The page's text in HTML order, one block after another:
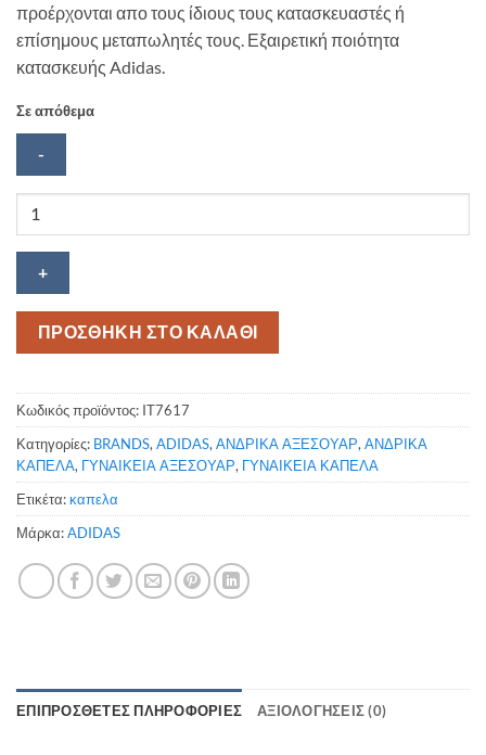
προέρχονται απο τους ίδιους τους κατασκευαστές ή
επίσημους μεταπωλητές τους. Εξαιρετική ποιότητα
κατασκευής Adidas.
Σε απόθεμα
Adidas
Classic
Trefoil
Black
ποσότητα
ΠΡΟΣΘΗΚΗ ΣΤΟ ΚΑΛΑΘΙ
Κωδικός προϊόντος: IT7617
Κατηγορίες: BRANDS, ADIDAS, ΑΝΔΡΙΚΑ ΑΞΕΣΟΥΑΡ, ΑΝΔΡΙΚΑ
ΚΑΠΕΛΑ, ΓΥΝΑΙΚΕΙΑ ΑΞΕΣΟΥΑΡ, ΓΥΝΑΙΚΕΙΑ ΚΑΠΕΛΑ
Ετικέτα:καπελα
Μάρκα:ADIDAS
ΕΠΙΠΡΌΣΘΕΤΕΣ ΠΛΗΡΟΦΟΡΊΕΣ ΑΞΙΟΛΟΓΉΣΕΙΣ (0)